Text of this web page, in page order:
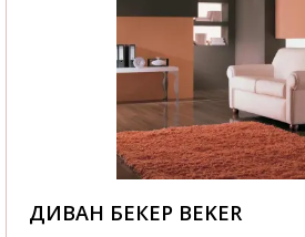
ДИВАН БЕКЕР BEKER